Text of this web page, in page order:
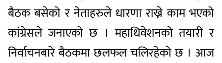
बैठक बसेको र नेताहरुले धारणा राख्ने काम भएको
कांग्रेसले जनाएको छ । महाधिवेशनको तयारी र
निर्वाचनबारे बैठकमा छलफल चलिरहेको छ । आज